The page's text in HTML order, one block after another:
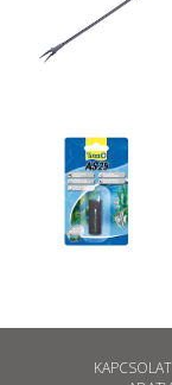
KAPCSOLAT